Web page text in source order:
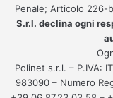
Penale; Articolo 226-
S.r.l. declina ogni
Polinet s.r.l. – P.IVA:
983090 – Numero